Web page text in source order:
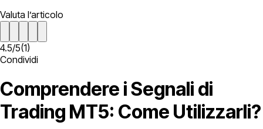
Valuta l’articolo
4.5/5(1)
Condividi
Comprendere i Segnali di
Trading MT5: Come Utilizzarli?